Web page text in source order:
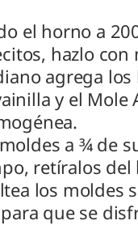
el horno a
hazlo
agrega
y el
a ¾ de
retíralos
los moldes
que se